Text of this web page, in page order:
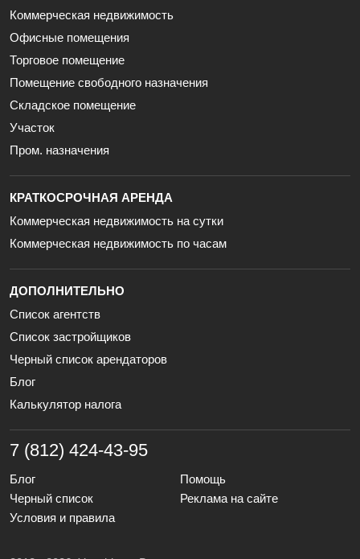
Коммерческая недвижимость
Офисные помещения
Торговое помещение
Помещение свободного назначения
Складское помещение
Участок
Пром. назначения
КРАТКОСРОЧНАЯ АРЕНДА
Коммерческая недвижимость на сутки
Коммерческая недвижимость по часам
ДОПОЛНИТЕЛЬНО
Список агентств
Список застройщиков
Черный список арендаторов
Блог
Калькулятор налога
7 (812) 424-43-95
Блог
Помощь
Черный список
Реклама на сайте
Условия и правила